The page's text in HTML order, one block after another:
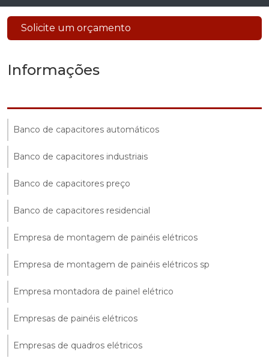
Solicite um orçamento
Informações
Banco de capacitores automáticos
Banco de capacitores industriais
Banco de capacitores preço
Banco de capacitores residencial
Empresa de montagem de painéis elétricos
Empresa de montagem de painéis elétricos sp
Empresa montadora de painel elétrico
Empresas de painéis elétricos
Empresas de quadros elétricos